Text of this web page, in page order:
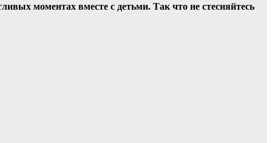
моментах вместе с детьми. Так что не стесняйтесь